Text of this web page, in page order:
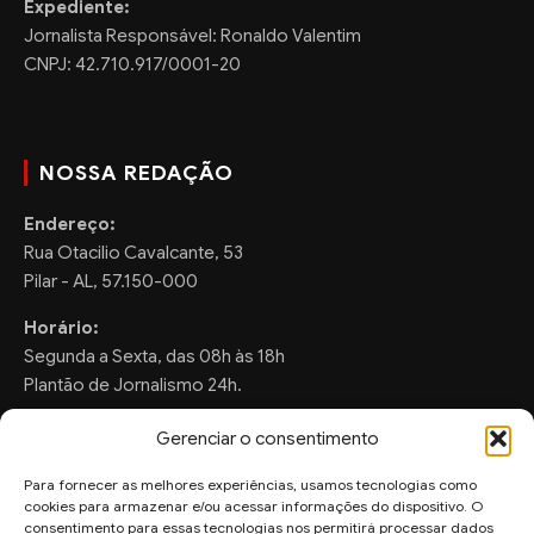
Gerenciar o consentimento
Para fornecer as melhores experiências, usamos tecnologias como
cookies para armazenar e/ou acessar informações do dispositivo. O
consentimento para essas tecnologias nos permitirá processar dados
Expediente:
Jornalista Responsável: Ronaldo Valentim
CNPJ: 42.710.917/0001-20
NOSSA REDAÇÃO
Endereço:
Rua Otacilio Cavalcante, 53
Pilar - AL, 57.150-000
Horário:
Segunda a Sexta, das 08h às 18h
Plantão de Jornalismo 24h.
FALE CONOSCO